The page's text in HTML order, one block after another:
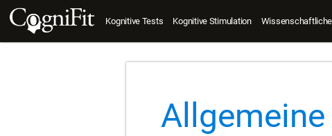
Kognitive Tests Kognitive Stimulation